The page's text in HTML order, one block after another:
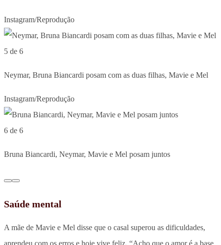
Instagram/Reprodução
5 de 6
Neymar, Bruna Biancardi posam com as duas filhas, Mavie e Mel
Instagram/Reprodução
6 de 6
Bruna Biancardi, Neymar, Mavie e Mel posam juntos
Saúde mental
A mãe de Mavie e Mel disse que o casal superou as dificuldades,